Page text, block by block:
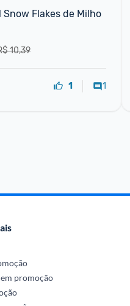
Snow Flakes de Milho
10,39
1 1
promoção